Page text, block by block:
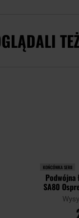
KOŃCÓWKA SERII
Podwójna
SA80